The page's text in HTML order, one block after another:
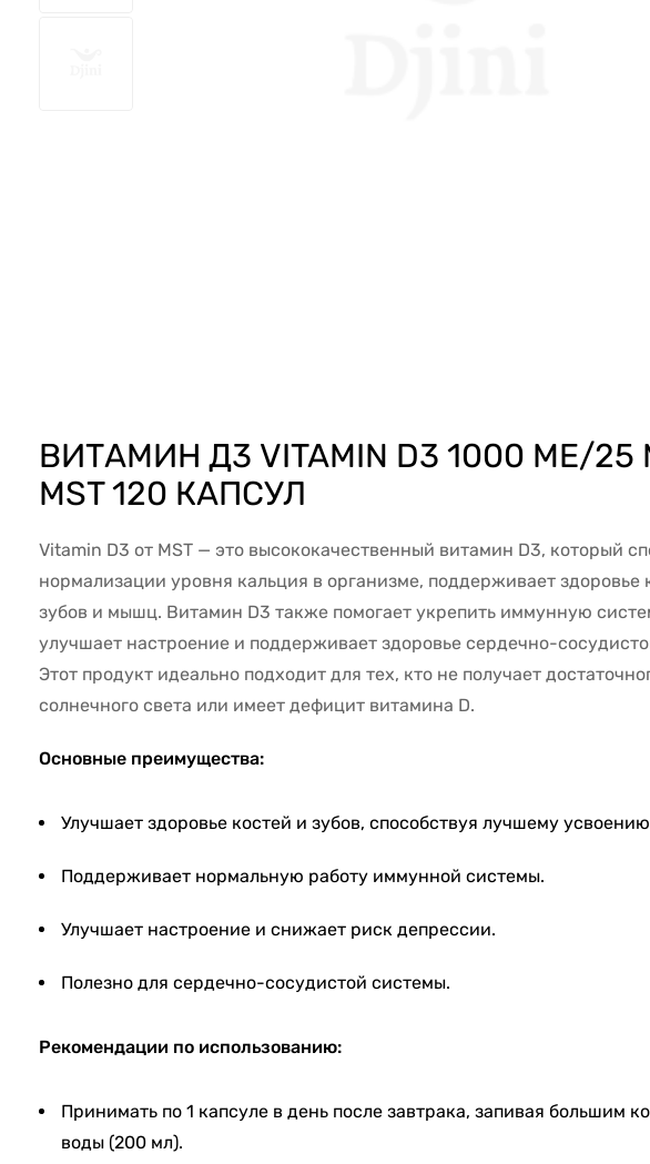
ВИТАМИН Д3 VITAMIN D3 1000 МЕ/25
MST 120 КАПСУЛ
Vitamin D3 от MST — это высококачественный витамин D3, который
нормализации уровня кальция в организме, поддерживает здоровье
зубов и мышц. Витамин D3 также помогает укрепить иммунную
улучшает настроение и поддерживает здоровье сердечно-
Этот продукт идеально подходит для тех, кто не получает
солнечного света или имеет дефицит витамина D.
Основные преимущества:
Улучшает здоровье костей и зубов, способствуя лучшему
Поддерживает нормальную работу иммунной системы.
Улучшает настроение и снижает риск депрессии.
Полезно для сердечно-сосудистой системы.
Рекомендации по использованию:
Принимать по 1 капсуле в день после завтрака, запивая большим
воды (200 мл).